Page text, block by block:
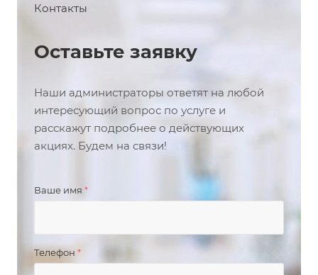
Контакты
Оставьте заявку
Наши администраторы ответят на любой
интересующий вопрос по услуге и
расскажут подробнее о действующих
акциях. Будем на связи!
Ваше имя *
Телефон *